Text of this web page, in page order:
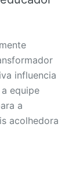
influencia
equipe
a
acolhedora